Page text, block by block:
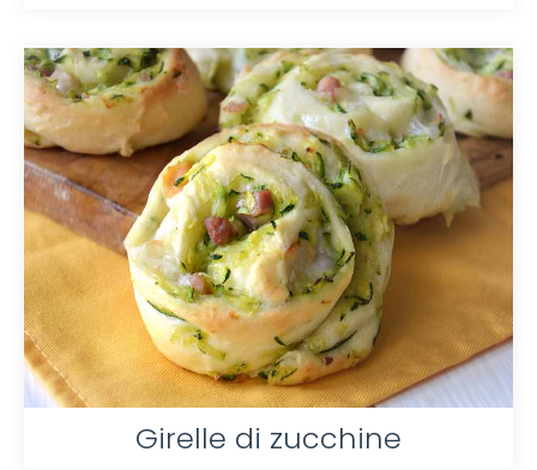
Girelle di zucchine